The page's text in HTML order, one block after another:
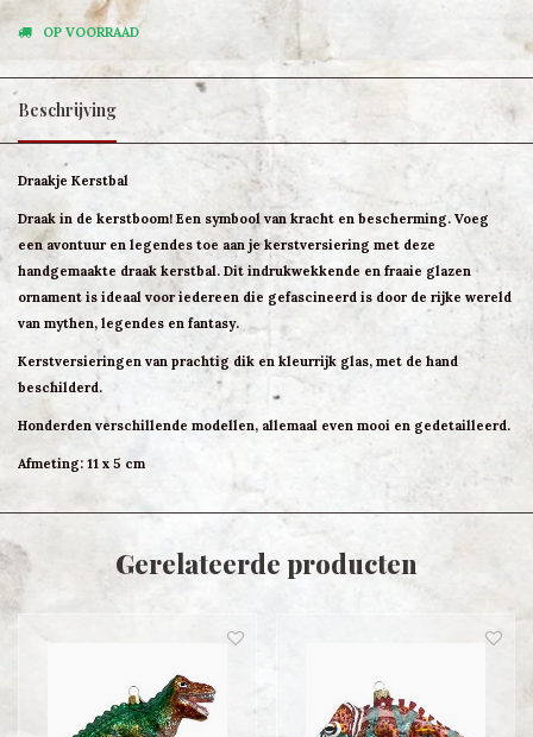
OP VOORRAAD
Beschrijving
Draakje Kerstbal
Draak in de kerstboom! Een symbool van kracht en bescherming. Voeg
een avontuur en legendes toe aan je kerstversiering met deze
handgemaakte draak kerstbal. Dit indrukwekkende en fraaie glazen
ornament is ideaal voor iedereen die gefascineerd is door de rijke wereld
van mythen, legendes en fantasy.
Kerstversieringen van prachtig dik en kleurrijk glas, met de hand
beschilderd.
Honderden verschillende modellen, allemaal even mooi en gedetailleerd.
Afmeting: 11 x 5 cm
Gerelateerde producten